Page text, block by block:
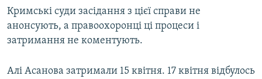
Кримські суди засідання з цієї справи не
анонсують, а правоохоронці ці процеси і
затримання не коментують.
Алі Асанова затримали 15 квітня. 17 квітня відбулось